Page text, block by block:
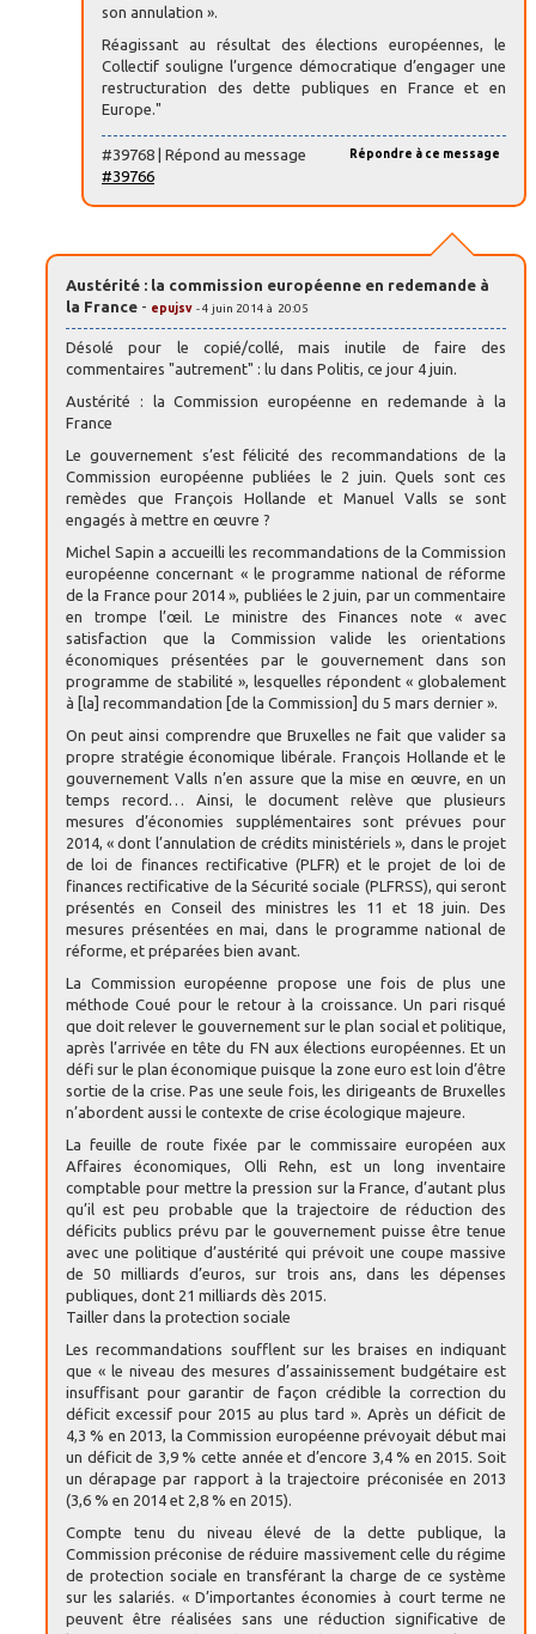
son annulation ».
Réagissant au résultat des élections européennes, le
Collectif souligne l’urgence démocratique d’engager une
restructuration des dette publiques en France et en
Europe."
Répondre à ce message
#39768 | Répond au message
#39766
Austérité : la commission européenne en redemande à
la France - epujsv - 4 juin 2014 à 20:05
Désolé pour le copié/collé, mais inutile de faire des
commentaires "autrement" : lu dans Politis, ce jour 4 juin.
Austérité : la Commission européenne en redemande à la
France
Le gouvernement s’est félicité des recommandations de la
Commission européenne publiées le 2 juin. Quels sont ces
remèdes que François Hollande et Manuel Valls se sont
engagés à mettre en œuvre ?
Michel Sapin a accueilli les recommandations de la Commission
européenne concernant « le programme national de réforme
de la France pour 2014 », publiées le 2 juin, par un commentaire
en trompe l’œil. Le ministre des Finances note « avec
satisfaction que la Commission valide les orientations
économiques présentées par le gouvernement dans son
programme de stabilité », lesquelles répondent « globalement
à [la] recommandation [de la Commission] du 5 mars dernier ».
On peut ainsi comprendre que Bruxelles ne fait que valider sa
propre stratégie économique libérale. François Hollande et le
gouvernement Valls n’en assure que la mise en œuvre, en un
temps record… Ainsi, le document relève que plusieurs
mesures d’économies supplémentaires sont prévues pour
2014, « dont l’annulation de crédits ministériels », dans le projet
de loi de finances rectificative (PLFR) et le projet de loi de
finances rectificative de la Sécurité sociale (PLFRSS), qui seront
présentés en Conseil des ministres les 11 et 18 juin. Des
mesures présentées en mai, dans le programme national de
réforme, et préparées bien avant.
La Commission européenne propose une fois de plus une
méthode Coué pour le retour à la croissance. Un pari risqué
que doit relever le gouvernement sur le plan social et politique,
après l’arrivée en tête du FN aux élections européennes. Et un
défi sur le plan économique puisque la zone euro est loin d’être
sortie de la crise. Pas une seule fois, les dirigeants de Bruxelles
n’abordent aussi le contexte de crise écologique majeure.
La feuille de route fixée par le commissaire européen aux
Affaires économiques, Olli Rehn, est un long inventaire
comptable pour mettre la pression sur la France, d’autant plus
qu’il est peu probable que la trajectoire de réduction des
déficits publics prévu par le gouvernement puisse être tenue
avec une politique d’austérité qui prévoit une coupe massive
de 50 milliards d’euros, sur trois ans, dans les dépenses
publiques, dont 21 milliards dès 2015.
Tailler dans la protection sociale
Les recommandations soufflent sur les braises en indiquant
que « le niveau des mesures d’assainissement budgétaire est
insuffisant pour garantir de façon crédible la correction du
déficit excessif pour 2015 au plus tard ». Après un déficit de
4,3 % en 2013, la Commission européenne prévoyait début mai
un déficit de 3,9 % cette année et d’encore 3,4 % en 2015. Soit
un dérapage par rapport à la trajectoire préconisée en 2013
(3,6 % en 2014 et 2,8 % en 2015).
Compte tenu du niveau élevé de la dette publique, la
Commission préconise de réduire massivement celle du régime
de protection sociale en transférant la charge de ce système
sur les salariés. « D’importantes économies à court terme ne
peuvent être réalisées sans une réduction significative de